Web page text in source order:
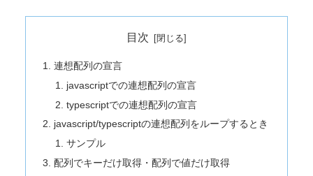
目次
連想配列の宣言
javascriptでの連想配列の宣言
typescriptでの連想配列の宣言
javascript/typescriptの連想配列をループするとき
サンプル
配列でキーだけ取得・配列で値だけ取得